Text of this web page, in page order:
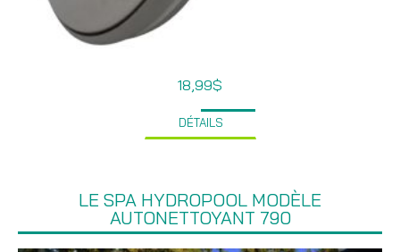
18,99$
DÉTAILS
LE SPA HYDROPOOL MODÈLE
AUTONETTOYANT 790